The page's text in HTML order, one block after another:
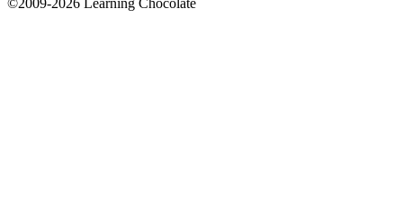
©2009-2026 Learning Chocolate